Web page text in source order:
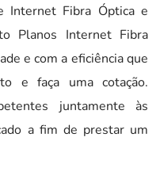
Internet Fibra Óptica e
Planos Internet Fibra
e com a eficiência que
e faça uma cotação.
juntamente às
a fim de prestar um